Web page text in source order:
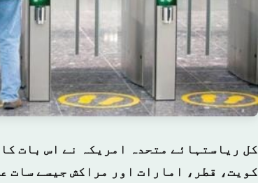
کل ریاستہائے متحدہ امریکہ نے اس بات
کویت، قطر، امارات اور مراکش جیسے سات